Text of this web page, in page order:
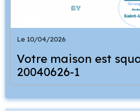
Le 10/04/2026
Votre maison est
20040626-1